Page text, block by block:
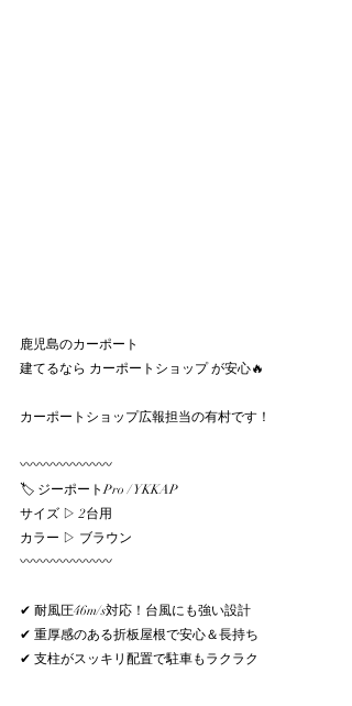
鹿児島のカーポート
建てるなら カーポートショップ が安心🔥
カーポートショップ広報担当の有村です！
〰〰〰〰〰〰〰
🏷️ ジーポートPro / YKKAP
サイズ ▷ 2台用
カラー ▷ ブラウン
〰〰〰〰〰〰〰
✔ 耐風圧46m/s対応！台風にも強い設計
✔ 重厚感のある折板屋根で安心＆長持ち
✔ 支柱がスッキリ配置で駐車もラクラク